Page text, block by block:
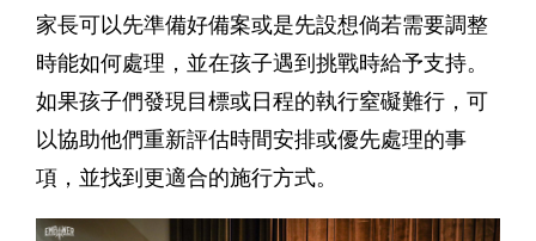
家長可以先準備好備案或是先設想倘若需要調整
時能如何處理，並在孩子遇到挑戰時給予支持。
如果孩子們發現目標或日程的執行窒礙難行，可
以協助他們重新評估時間安排或優先處理的事
項，並找到更適合的施行方式。